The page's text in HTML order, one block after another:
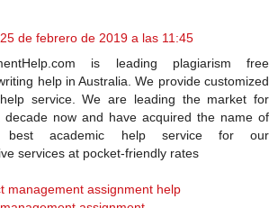
25 de febrero de 2019 a las 11:45
is leading plagiarism free
help in Australia. We provide customized
service. We are leading the market for
decade now and have acquired the name of
best academic help service for our
services at pocket-friendly rates
management assignment help